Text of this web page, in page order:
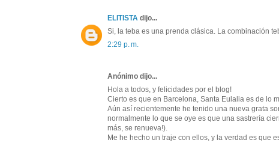
ELITISTA dijo...
Si, la teba es una prenda clásica. La combinación
2:29 p. m.
Anónimo dijo...
Hola a todos, y felicidades por el blog!
Cierto es que en Barcelona, Santa Eulalia es de lo
Aún así recientemente he tenido una nueva grata
normalmente lo que se oye es que una sastrería
más, se renueva!).
Me he hecho un traje con ellos, y la verdad es que